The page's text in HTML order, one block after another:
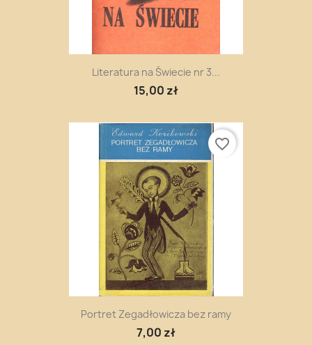
Literatura na Świecie nr 3...
15,00 zł
Portret Zegadłowicza bez ramy
7,00 zł
favorite_border